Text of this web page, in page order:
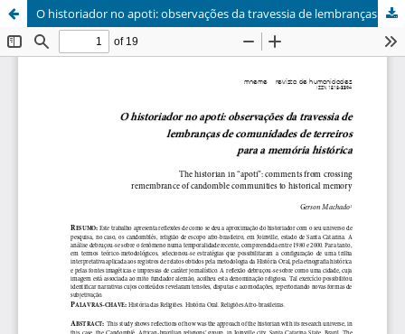
O historiador no apoti: observações da travessia de lembranças de comunidades de terreiros para a memória histórica